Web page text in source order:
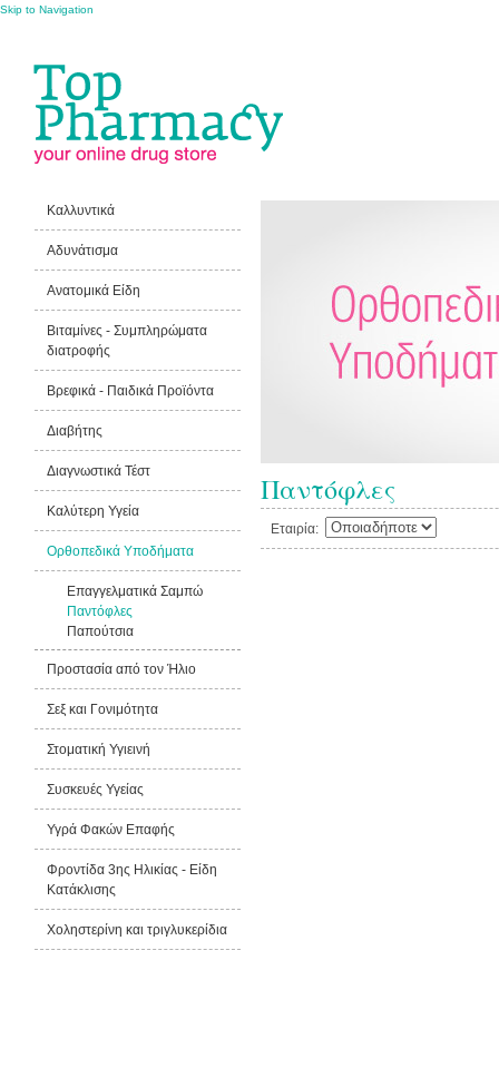
Skip to Navigation
Παντόφλες
Εταιρία:
Καλλυντικά
Αδυνάτισμα
Ανατομικά Είδη
Βιταμίνες - Συμπληρώματα
διατροφής
Βρεφικά - Παιδικά Προϊόντα
Διαβήτης
Διαγνωστικά Τέστ
Καλύτερη Υγεία
Ορθοπεδικά Υποδήματα
Επαγγελματικά Σαμπώ
Παντόφλες
Παπούτσια
Προστασία από τον Ήλιο
Σεξ και Γονιμότητα
Στοματική Υγιεινή
Συσκευές Υγείας
Υγρά Φακών Επαφής
Φροντίδα 3ης Ηλικίας - Είδη
Κατάκλισης
Χοληστερίνη και τριγλυκερίδια